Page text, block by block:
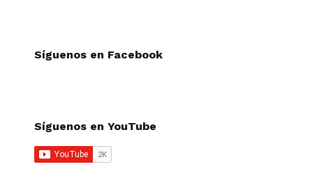
Síguenos en Facebook
Síguenos en YouTube